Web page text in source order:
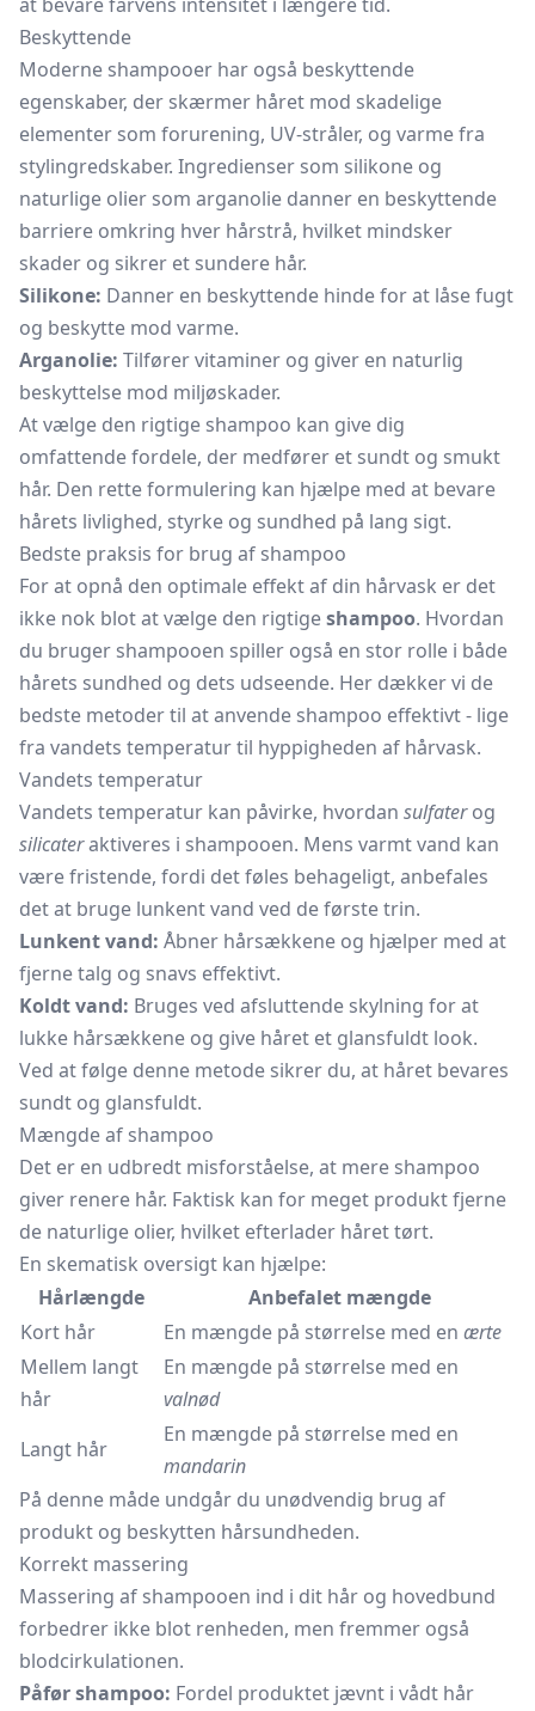
Beskyttende
Moderne shampooer har også beskyttende
egenskaber, der skærmer håret mod skadelige
elementer som forurening, UV-stråler, og varme fra
stylingredskaber. Ingredienser som silikone og
naturlige olier som arganolie danner en beskyttende
barriere omkring hver hårstrå, hvilket mindsker
skader og sikrer et sundere hår.
Silikone: Danner en beskyttende hinde for at låse fugt
og beskytte mod varme.
Arganolie: Tilfører vitaminer og giver en naturlig
beskyttelse mod miljøskader.
At vælge den rigtige shampoo kan give dig
omfattende fordele, der medfører et sundt og smukt
hår. Den rette formulering kan hjælpe med at bevare
hårets livlighed, styrke og sundhed på lang sigt.
Bedste praksis for brug af shampoo
For at opnå den optimale effekt af din hårvask er det
ikke nok blot at vælge den rigtigeshampoo. Hvordan
du bruger shampooen spiller også en stor rolle i både
hårets sundhed og dets udseende. Her dækker vi de
bedste metoder til at anvende shampoo effektivt - lige
fra vandets temperatur til hyppigheden af hårvask.
Vandets temperatur
Vandets temperatur kan påvirke, hvordan sulfaterog
silicateraktiveres i shampooen. Mens varmt vand kan
være fristende, fordi det føles behageligt, anbefales
det at bruge lunkent vand ved de første trin.
Lunkent vand: Åbner hårsækkene og hjælper med at
fjerne talg og snavs effektivt.
Koldt vand: Bruges ved afsluttende skylning for at
lukke hårsækkene og give håret et glansfuldt look.
Ved at følge denne metode sikrer du, at håret bevares
sundt og glansfuldt.
Mængde af shampoo
Det er en udbredt misforståelse, at mere shampoo
giver renere hår. Faktisk kan for meget produkt fjerne
de naturlige olier, hvilket efterlader håret tørt.
En skematisk oversigt kan hjælpe:
Hårlængde
Anbefalet mængde
Kort hår
En mængde på størrelse med en ærte
Mellem langt
hår
En mængde på størrelse med en
valnød
Langt hår
En mængde på størrelse med en
mandarin
På denne måde undgår du unødvendig brug af
produkt og beskytten hårsundheden.
Korrekt massering
Massering af shampooen ind i dit hår og hovedbund
forbedrer ikke blot renheden, men fremmer også
blodcirkulationen.
Påfør shampoo: Fordel produktet jævnt i vådt hår